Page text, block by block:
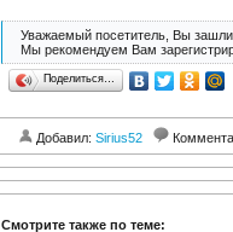
Уважаемый посетитель, Вы зашли
Мы рекомендуем Вам
Поделиться…
Добавил: Sirius52
Смотрите также по теме: